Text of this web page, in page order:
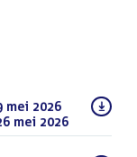
mei 2026
mei 2026(PDF)